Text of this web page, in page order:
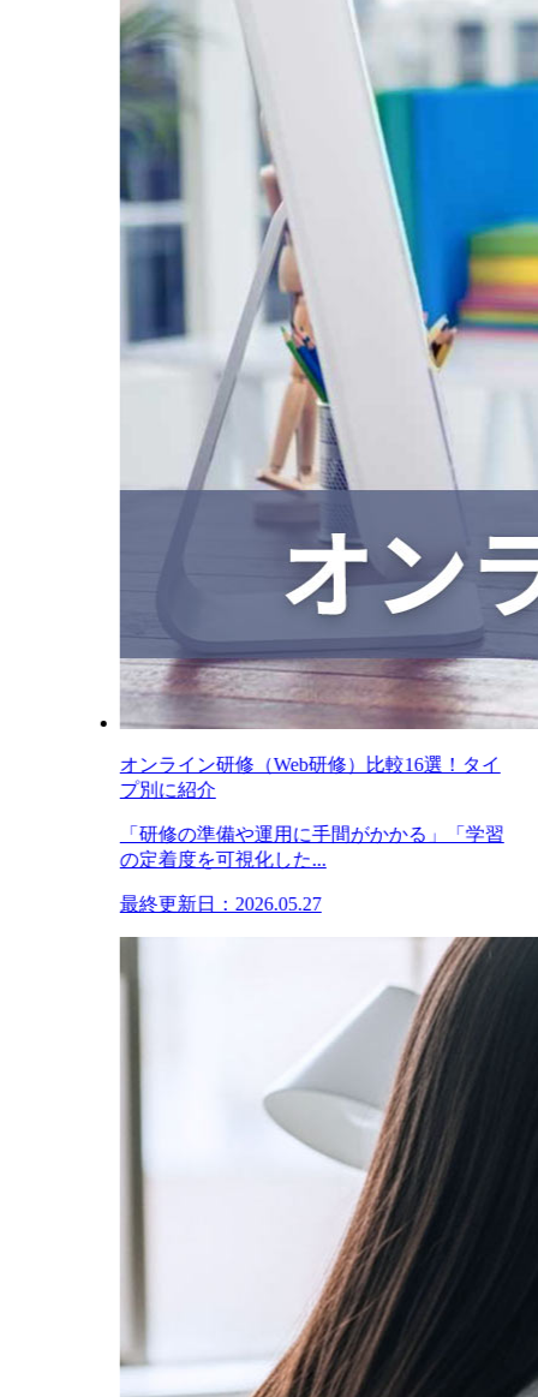
オンライン研修（Web研修）比較16選！タイ
プ別に紹介
「研修の準備や運用に手間がかかる」「学習
の定着度を可視化した...
最終更新日：2026.05.27